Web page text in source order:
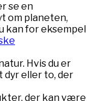
se en
om planeten,
kan for eksempel
Hvis du er
dyr eller to, der
der kan være